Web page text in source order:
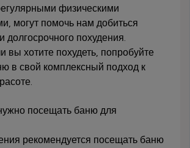
физическими
могут помочь нам добиться
долгосрочного похудения.
вы хотите похудеть, попробуйте
в свой комплексный подход к
посещать баню для
рекомендуется посещать баню